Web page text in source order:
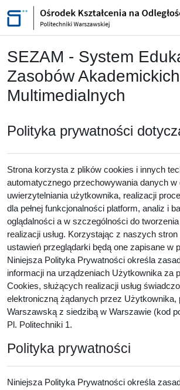
Przejdź do głównej zawartości
SEZAM - System
Zasobów
Multimedialnych
Polityka prywatności
Strona korzysta z plików cookies i innych
automatycznego przechowywania danych w
uwierzytelniania użytkownika, realizacji
dla pełnej funkcjonalności platform, analiz i
oglądalności a w szczególności do
realizacji usług. Korzystając z naszych
ustawień przeglądarki będą one zapisane w
Niniejsza Polityka Prywatności określa
informacji na urządzeniach Użytkownika za
Cookies, służących realizacji usług
elektroniczną żądanych przez Użytkownika,
Warszawską z siedzibą w Warszawie (kod
Pl. Politechniki 1.
Polityka prywatności
Niniejsza Polityka Prywatności określa